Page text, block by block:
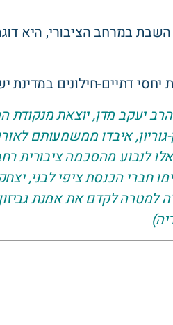
במרחב הציבורי, היא
דתיים-חילונים במדינת
יעקב מדן, יוצאת
איבדו ממשמעותם
לנבוע מהסכמה ציבורית
פוליטיים וחברתיים… בשנת 2013 הקימו חברי
לקדם את אמנת גביזון